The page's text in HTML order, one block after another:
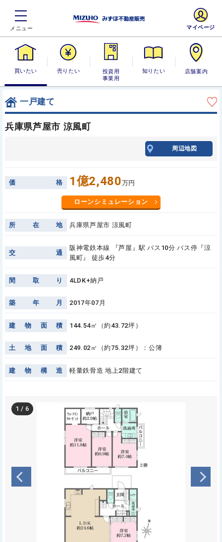
買いたい 売りたい
投資用・事業
用
知りたい 店舗案内
マイページ
一戸建て
兵庫県芦屋市 涼風町
周辺地図
価 格 1億2,480万円
ローンシミュレーション
所 在 地 兵庫県芦屋市 涼風町
交 通
阪神電鉄本線 『芦屋』駅 バス10分 バス停『涼
風町』 徒歩4分
間 取 り 4LDK+納戸
築 年 月 2017年07月
建 物 面 積 144.54㎡（約43.72坪）
土 地 面 積 249.02㎡（約75.32坪）：公簿
建 物 構 造 軽量鉄骨造 地上2階建て
1 / 6